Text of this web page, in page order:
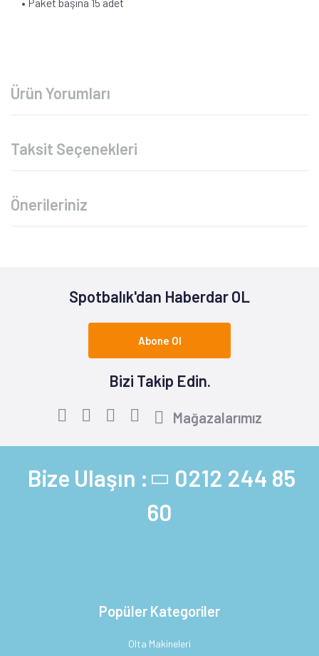
Ürün Yorumları
Taksit Seçenekleri
Önerileriniz
Spotbalık'dan Haberdar OL
Abone Ol
Bizi Takip Edin.
Mağazalarımız
Bize Ulaşın : 0212 244 85
60
Popüler Kategoriler
Olta Makineleri